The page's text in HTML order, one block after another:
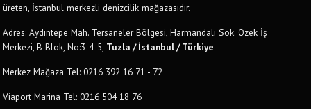
üreten, İstanbul merkezli denizcilik mağazasıdır.
Adres: Aydıntepe Mah. Tersaneler Bölgesi, Harmandalı Sok. Özek İş
Merkezi, B Blok, No:3-4-5, Tuzla / İstanbul / Türkiye
Merkez Mağaza Tel: 0216 392 16 71 - 72
Viaport Marina Tel: 0216 504 18 76